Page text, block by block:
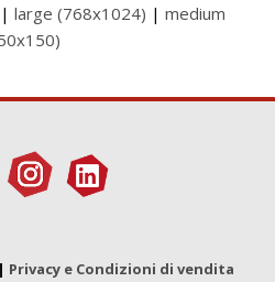
|large (768x1024) |medium
| Privacy e Condizioni di vendita